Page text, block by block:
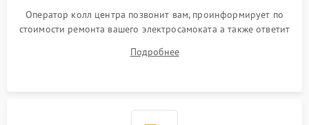
Оператор колл центра позвонит вам, проинформирует по
стоимости ремонта вашего электросамоката а также ответит
Подробнее